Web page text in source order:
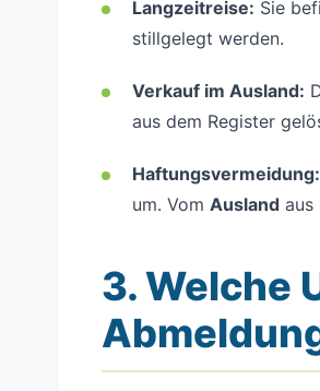
Langzeitreise: Sie
stillgelegt werden.
Verkauf im Ausland:
aus dem Register
Haftungsvermeidung:
um. Vom Ausland aus
3. Welche